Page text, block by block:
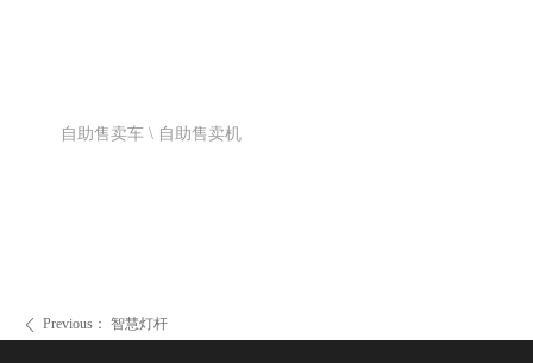
自助售卖车 \ 自助售卖机
ꄴ Previous： 智慧灯杆